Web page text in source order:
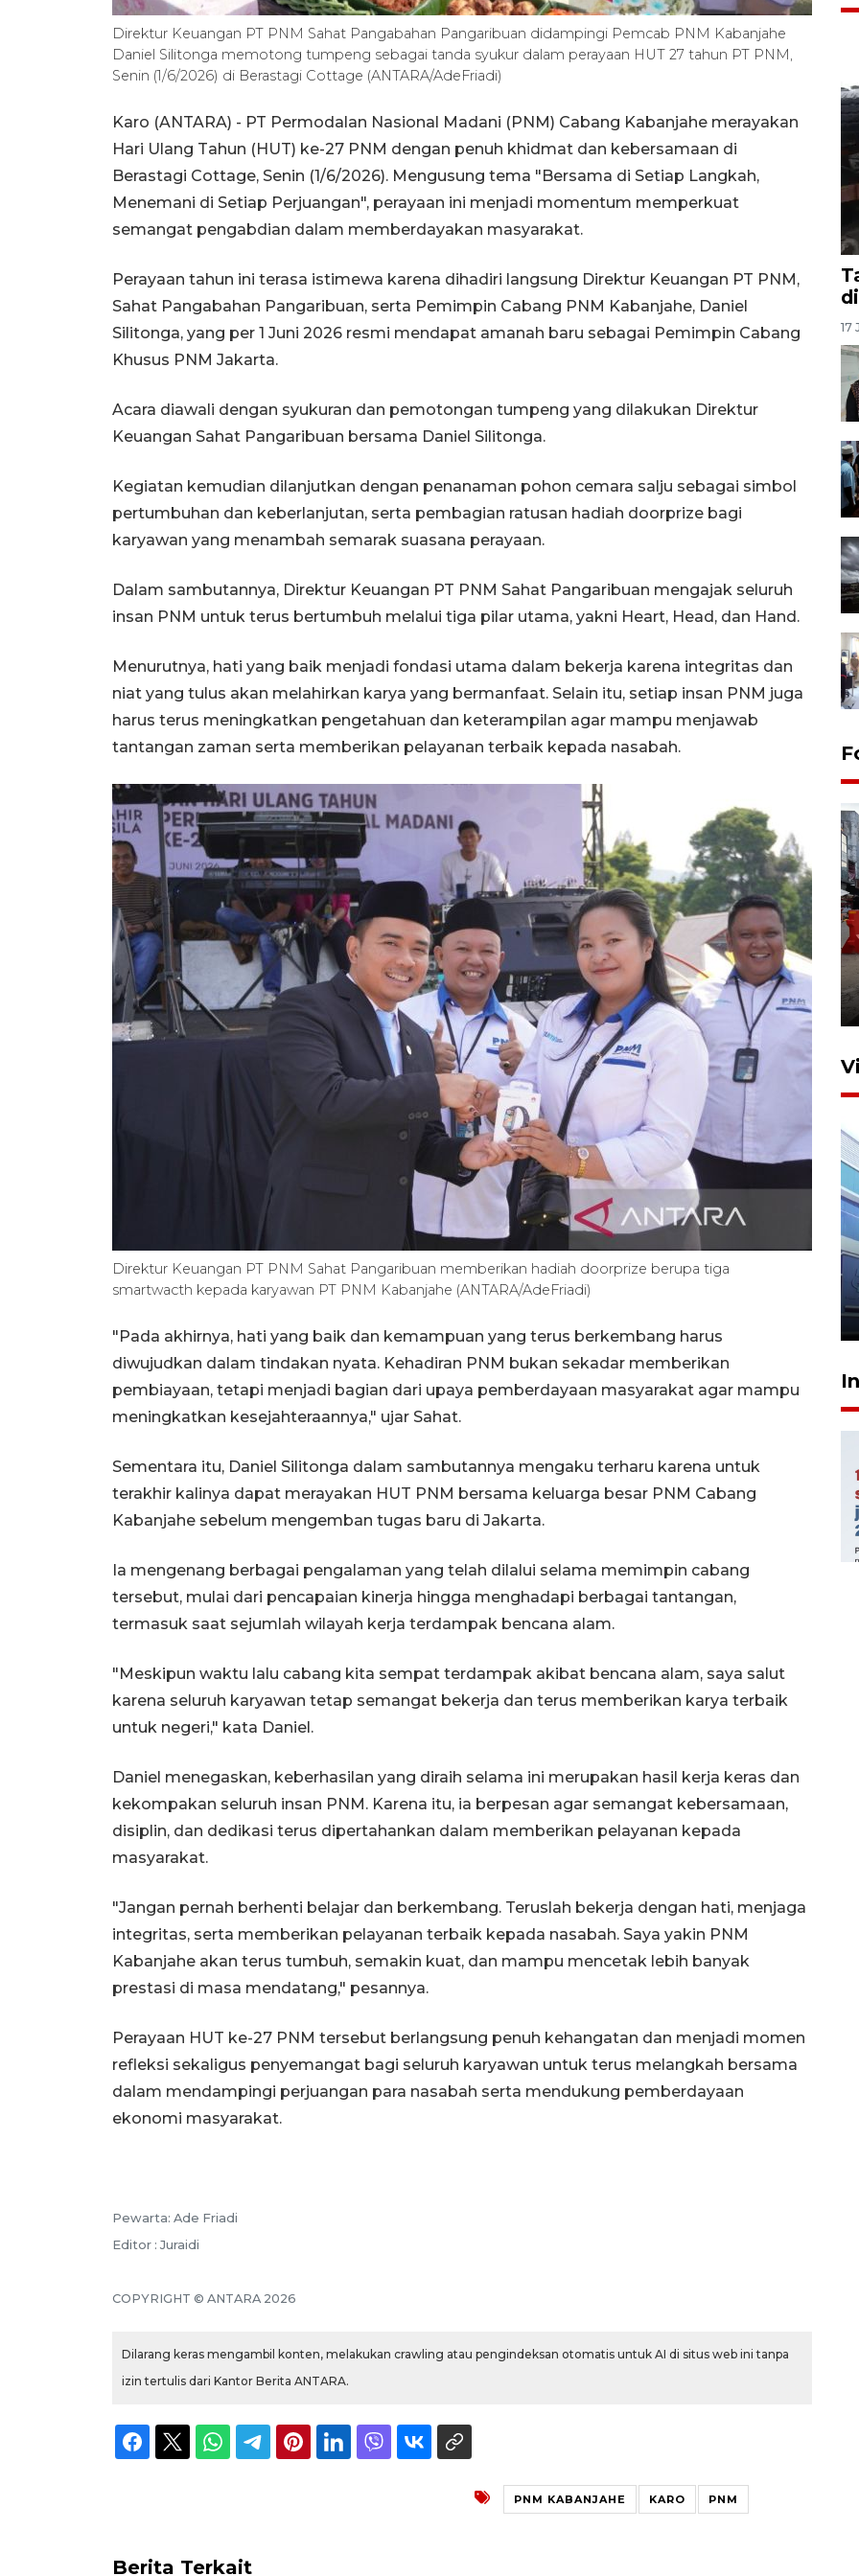
Direktur Keuangan PT PNM Sahat Pangabahan Pangaribuan didampingi Pemcab PNM Kabanjahe
Daniel Silitonga memotong tumpeng sebagai tanda syukur dalam perayaan HUT 27 tahun PT PNM,
Senin (1/6/2026) di Berastagi Cottage (ANTARA/AdeFriadi)
Karo (ANTARA) - PT Permodalan Nasional Madani (PNM) Cabang Kabanjahe merayakan
Hari Ulang Tahun (HUT) ke-27 PNM dengan penuh khidmat dan kebersamaan di
Berastagi Cottage, Senin (1/6/2026). Mengusung tema "Bersama di Setiap Langkah,
Menemani di Setiap Perjuangan", perayaan ini menjadi momentum memperkuat
semangat pengabdian dalam memberdayakan masyarakat.
Perayaan tahun ini terasa istimewa karena dihadiri langsung Direktur Keuangan PT PNM,
Sahat Pangabahan Pangaribuan, serta Pemimpin Cabang PNM Kabanjahe, Daniel
Silitonga, yang per 1 Juni 2026 resmi mendapat amanah baru sebagai Pemimpin Cabang
Khusus PNM Jakarta.
Acara diawali dengan syukuran dan pemotongan tumpeng yang dilakukan Direktur
Keuangan Sahat Pangaribuan bersama Daniel Silitonga.
Kegiatan kemudian dilanjutkan dengan penanaman pohon cemara salju sebagai simbol
pertumbuhan dan keberlanjutan, serta pembagian ratusan hadiah doorprize bagi
karyawan yang menambah semarak suasana perayaan.
Dalam sambutannya, Direktur Keuangan PT PNM Sahat Pangaribuan mengajak seluruh
insan PNM untuk terus bertumbuh melalui tiga pilar utama, yakni Heart, Head, dan Hand.
Menurutnya, hati yang baik menjadi fondasi utama dalam bekerja karena integritas dan
niat yang tulus akan melahirkan karya yang bermanfaat. Selain itu, setiap insan PNM juga
harus terus meningkatkan pengetahuan dan keterampilan agar mampu menjawab
tantangan zaman serta memberikan pelayanan terbaik kepada nasabah.
Direktur Keuangan PT PNM Sahat Pangaribuan memberikan hadiah doorprize berupa tiga
smartwacth kepada karyawan PT PNM Kabanjahe (ANTARA/AdeFriadi)
"Pada akhirnya, hati yang baik dan kemampuan yang terus berkembang harus
diwujudkan dalam tindakan nyata. Kehadiran PNM bukan sekadar memberikan
pembiayaan, tetapi menjadi bagian dari upaya pemberdayaan masyarakat agar mampu
meningkatkan kesejahteraannya," ujar Sahat.
Sementara itu, Daniel Silitonga dalam sambutannya mengaku terharu karena untuk
terakhir kalinya dapat merayakan HUT PNM bersama keluarga besar PNM Cabang
Kabanjahe sebelum mengemban tugas baru di Jakarta.
Ia mengenang berbagai pengalaman yang telah dilalui selama memimpin cabang
tersebut, mulai dari pencapaian kinerja hingga menghadapi berbagai tantangan,
termasuk saat sejumlah wilayah kerja terdampak bencana alam.
"Meskipun waktu lalu cabang kita sempat terdampak akibat bencana alam, saya salut
karena seluruh karyawan tetap semangat bekerja dan terus memberikan karya terbaik
untuk negeri," kata Daniel.
Daniel menegaskan, keberhasilan yang diraih selama ini merupakan hasil kerja keras dan
kekompakan seluruh insan PNM. Karena itu, ia berpesan agar semangat kebersamaan,
disiplin, dan dedikasi terus dipertahankan dalam memberikan pelayanan kepada
masyarakat.
"Jangan pernah berhenti belajar dan berkembang. Teruslah bekerja dengan hati, menjaga
integritas, serta memberikan pelayanan terbaik kepada nasabah. Saya yakin PNM
Kabanjahe akan terus tumbuh, semakin kuat, dan mampu mencetak lebih banyak
prestasi di masa mendatang," pesannya.
Perayaan HUT ke-27 PNM tersebut berlangsung penuh kehangatan dan menjadi momen
refleksi sekaligus penyemangat bagi seluruh karyawan untuk terus melangkah bersama
dalam mendampingi perjuangan para nasabah serta mendukung pemberdayaan
ekonomi masyarakat.
Pewarta: Ade Friadi
Editor : Juraidi
COPYRIGHT © ANTARA 2026
Dilarang keras mengambil konten, melakukan crawling atau pengindeksan otomatis untuk AI di situs web ini tanpa
izin tertulis dari Kantor Berita ANTARA.
PNM KABANJAHE KARO PNM
Berita Terkait
17
Pelaporan SPT Tahunan di
Sumut
27 April 2026 15:34
IDAI perkuat kompetensi
dokter tangani penyakit
jantung anak
Ekonomi triwulan II-2026